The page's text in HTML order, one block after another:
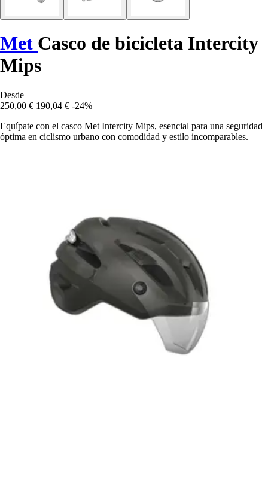
Met Casco de bicicleta Intercity
Mips
Desde
250,00 € 190,04 € -24%
Equípate con el casco Met Intercity Mips, esencial para una seguridad
óptima en ciclismo urbano con comodidad y estilo incomparables.